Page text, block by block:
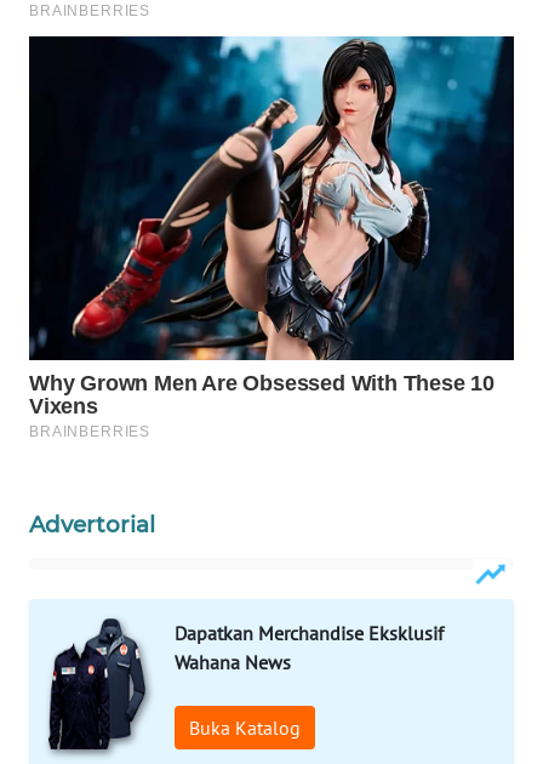
Advertorial
Dapatkan Merchandise Eksklusif
Wahana News
Buka Katalog
INFRASTRUKTUR
WAHANA
TRAVEL
WAHANA
TV
WAHANANEWS
WAHANANEWS
WAHANANEWS
NET
WAHANA
SPORT